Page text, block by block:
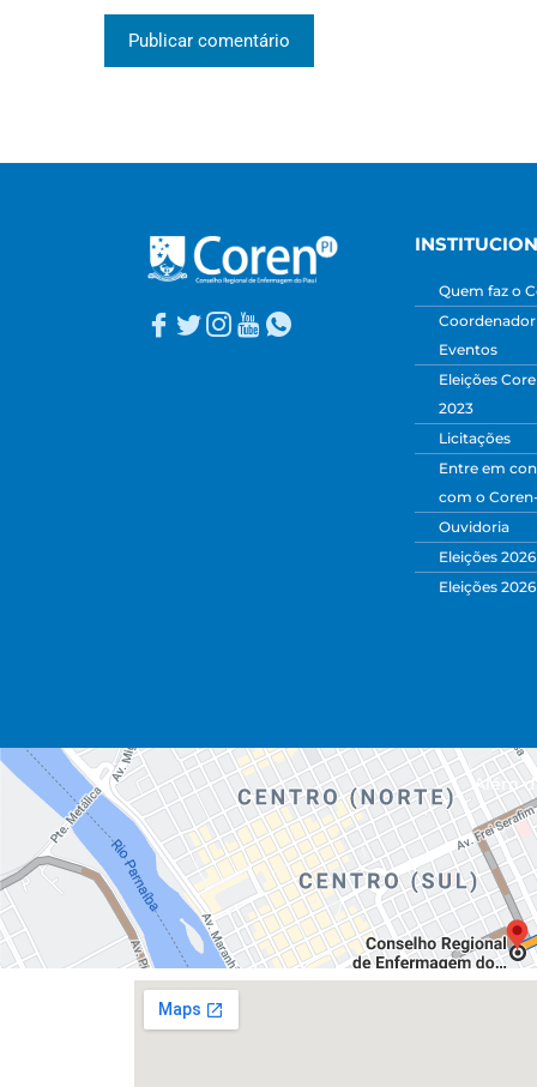
Quem faz o
Eventos
Eleições
2023
Licitações
Entre em
com o
Ouvidoria
Eleições 2026
Eleições 2026
Além